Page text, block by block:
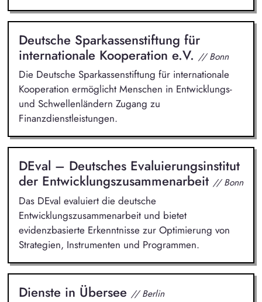
Deutsche Sparkassenstiftung für
internationale Kooperation e.V. // Bonn
Die Deutsche Sparkassenstiftung für internationale
Kooperation ermöglicht Menschen in Entwicklungs-
und Schwellenländern Zugang zu
Finanzdienstleistungen.
DEval – Deutsches Evaluierungsinstitut
der Entwicklungszusammenarbeit // Bonn
Das DEval evaluiert die deutsche
Entwicklungszusammenarbeit und bietet
evidenzbasierte Erkenntnisse zur Optimierung von
Strategien, Instrumenten und Programmen.
Dienste in Übersee // Berlin